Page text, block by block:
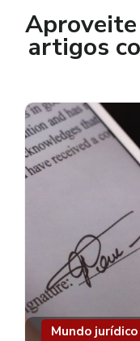
artigos
Mundo jurídico